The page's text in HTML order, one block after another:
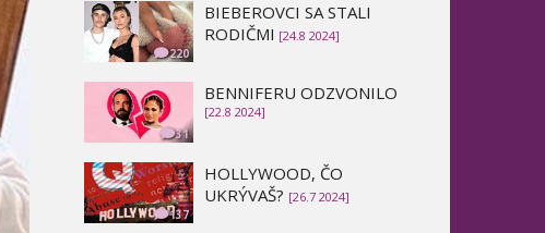
220
BIEBEROVCI SA STALI
RODIČMI [24.8 2024]
31
BENNIFERU ODZVONILO
[22.8 2024]
137
HOLLYWOOD, ČO
UKRÝVAŠ? [26.7 2024]